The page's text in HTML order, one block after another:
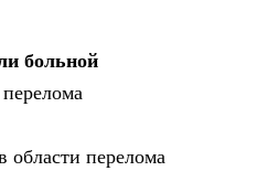
больной
области перелома